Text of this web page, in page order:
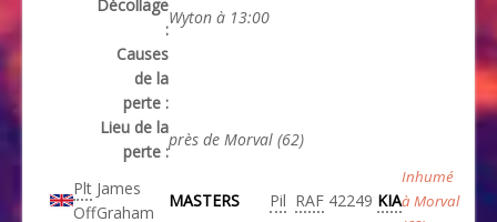
Décollage
:
Wyton à 13:00
Causes
de la
perte :
Lieu de la
perte :
près de Morval (62)
Plt
Off
James
Graham
MASTERS Pil RAF 42249 KIA
Inhumé
à Morval